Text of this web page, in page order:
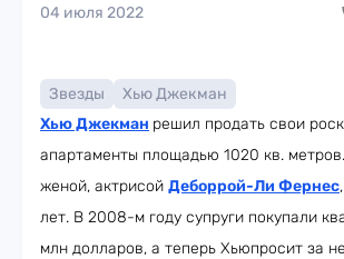
04 июля 2022
Звезды
Хью Джекман
Хью Джекман решил продать свои
апартаменты площадью 1020 кв.
женой, актрисой Деборрой-Ли Фернес
лет. В 2008-м году супруги покупали
млн долларов, а теперь Хьюпросит за